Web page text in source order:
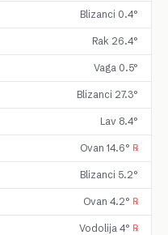
Blizanci 0.4°
Rak 26.4°
Vaga 0.5°
Blizanci 27.3°
Lav 8.4°
Ovan 14.6° ℞
Blizanci 5.2°
Ovan 4.2° ℞
Vodolija 4° ℞